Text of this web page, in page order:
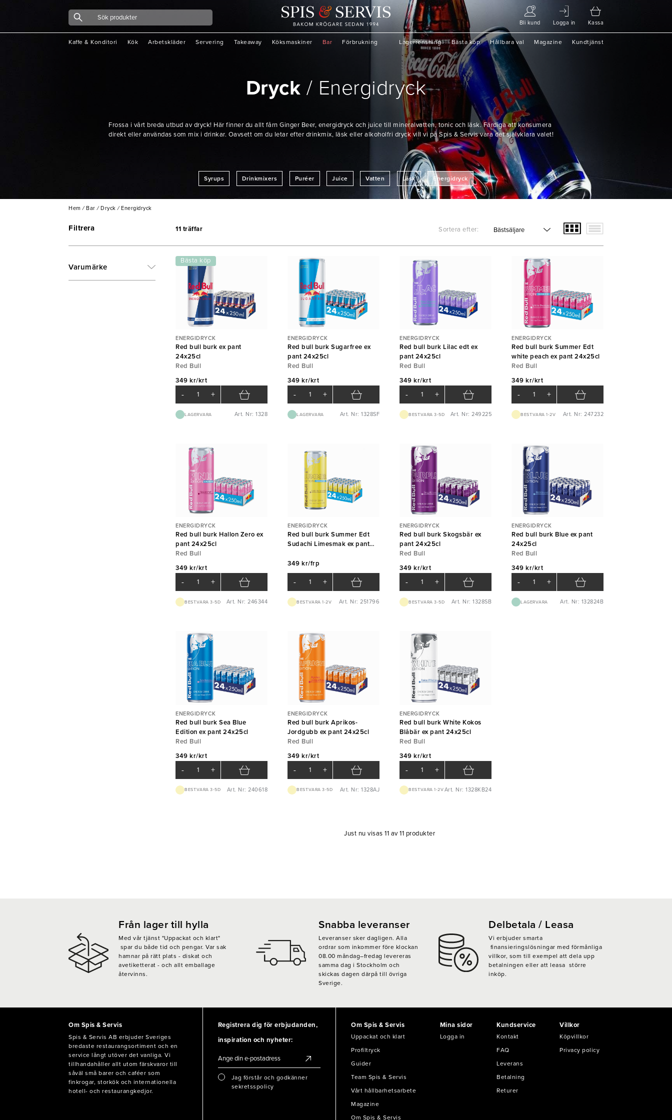
Bli kund Logga in Kassa
Kaffe & Konditori Kök Arbetskläder Servering Takeaway Köksmaskiner Bar Förbrukning Lagerrensning Bästa köp Hållbara val Magazine Kundtjänst
Dryck Energidryck
Frossa i vårt breda utbud av dryck! Här finner du allt fårn Ginger Beer, energidryck och juice till mineralvatten, tonic och läsk. Färdiga att konsumera
direkt eller användas som mix i drinkar. Oavsett om du letar efter drinkmix, läsk eller alkoholfri dryck vill vi på Spis & Servis vara det självklara valet!
Syrups Drinkmixers Puréer Juice Vatten Läsk Energidryck
Hem / Bar / Dryck / Energidryck
Filtrera
Varumärke
11 träffar Sortera efter:
Bästa köp
ENERGIDRYCK
Red bull burk ex pant
24x25cl
Red Bull
349 kr/krt
- +
LAGERVARA Art. Nr: 1328
ENERGIDRYCK
Red bull burk Sugarfree ex
pant 24x25cl
Red Bull
349 kr/krt
- +
LAGERVARA Art. Nr: 1328SF
ENERGIDRYCK
Red bull burk Lilac edt ex
pant 24x25cl
Red Bull
349 kr/krt
- +
BEST.VARA 3-5D Art. Nr: 249225
ENERGIDRYCK
Red bull burk Summer Edt
white peach ex pant 24x25cl
Red Bull
349 kr/krt
- +
BEST.VARA 1-2V Art. Nr: 247232
ENERGIDRYCK
Red bull burk Hallon Zero ex
pant 24x25cl
Red Bull
349 kr/krt
- +
BEST.VARA 3-5D Art. Nr: 246344
ENERGIDRYCK
Red bull burk Summer Edt
Sudachi Limesmak ex pant
349 kr/frp
- +
BEST.VARA 1-2V Art. Nr: 251796
ENERGIDRYCK
Red bull burk Skogsbär ex
pant 24x25cl
Red Bull
349 kr/krt
- +
BEST.VARA 3-5D Art. Nr: 1328SB
ENERGIDRYCK
Red bull burk Blue ex pant
24x25cl
Red Bull
349 kr/krt
- +
LAGERVARA Art. Nr: 132824B
ENERGIDRYCK
Red bull burk Sea Blue
Edition ex pant 24x25cl
Red Bull
349 kr/krt
- +
BEST.VARA 3-5D Art. Nr: 240618
ENERGIDRYCK
Red bull burk Aprikos-
Jordgubb ex pant 24x25cl
Red Bull
349 kr/krt
- +
BEST.VARA 3-5D Art. Nr: 1328AJ
ENERGIDRYCK
Red bull burk White Kokos
Blåbär ex pant 24x25cl
Red Bull
349 kr/krt
- +
BEST.VARA 1-2VArt. Nr: 1328KB24
Just nu visas 11 av 11 produkter
Från lager till hylla
Med vår tjänst "Uppackat och klart"
spar du både tid och pengar. Var sak
hamnar på rätt plats - diskat och
avetiketterat - och allt emballage
återvinns.
Snabba leveranser
Leveranser sker dagligen. Alla
ordrar som inkommer före klockan
08.00 måndag–fredag levereras
samma dag i Stockholm och
skickas dagen därpå till övriga
Sverige.
Delbetala / Leasa
Vi erbjuder smarta
finansieringslösningar med förmånliga
villkor, som till exempel att dela upp
betalningen eller att leasa större
inköp.
Om Spis & Servis
Spis & Servis AB erbjuder Sveriges
bredaste restaurangsortiment och en
service långt utöver det vanliga. Vi
tillhandahåller allt utom färskvaror till
såväl små barer och caféer som
finkrogar, storkök och internationella
hotell- och restaurangkedjor.
Registrera dig för erbjudanden,
inspiration och nyheter:
Jag förstår och godkänner
sekretsspolicy
Om Spis & Servis
Uppackat och klart
Profiltryck
Guider
Team Spis & Servis
Vårt hållbarhetsarbete
Magazine
Om Spis & Servis
Mina sidor
Logga in
Kundservice
Kontakt
FAQ
Leverans
Betalning
Returer
Villkor
Köpvillkor
Privacy policy